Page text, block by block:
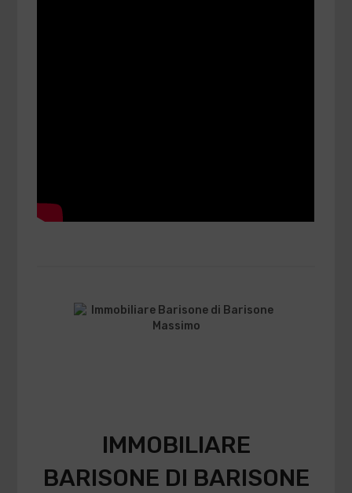
IMMOBILIARE
BARISONE DI BARISONE